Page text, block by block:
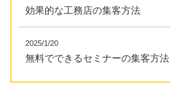
効果的な工務店の集客方法
2025/1/20
無料でできるセミナーの集客方法